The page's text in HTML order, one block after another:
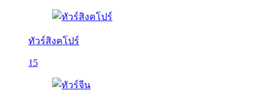
ทัวร์สิงคโปร์
15